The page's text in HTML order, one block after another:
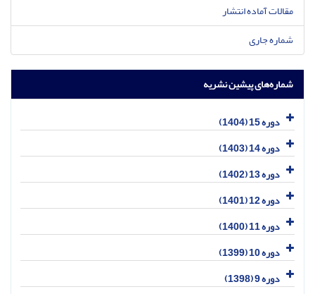
مقالات آماده انتشار
شماره جاری
شماره‌های پیشین نشریه
دوره 15 (1404)
دوره 14 (1403)
دوره 13 (1402)
دوره 12 (1401)
دوره 11 (1400)
دوره 10 (1399)
دوره 9 (1398)